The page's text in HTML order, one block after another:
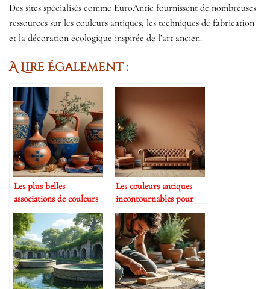
Des sites spécialisés comme EuroAntic fournissent de nombreuses
ressources sur les couleurs antiques, les techniques de fabrication
et la décoration écologique inspirée de l’art ancien.
A Lire Également :
Les plus belles
associations de couleurs
antiques
Les couleurs antiques
incontournables pour
vos murs